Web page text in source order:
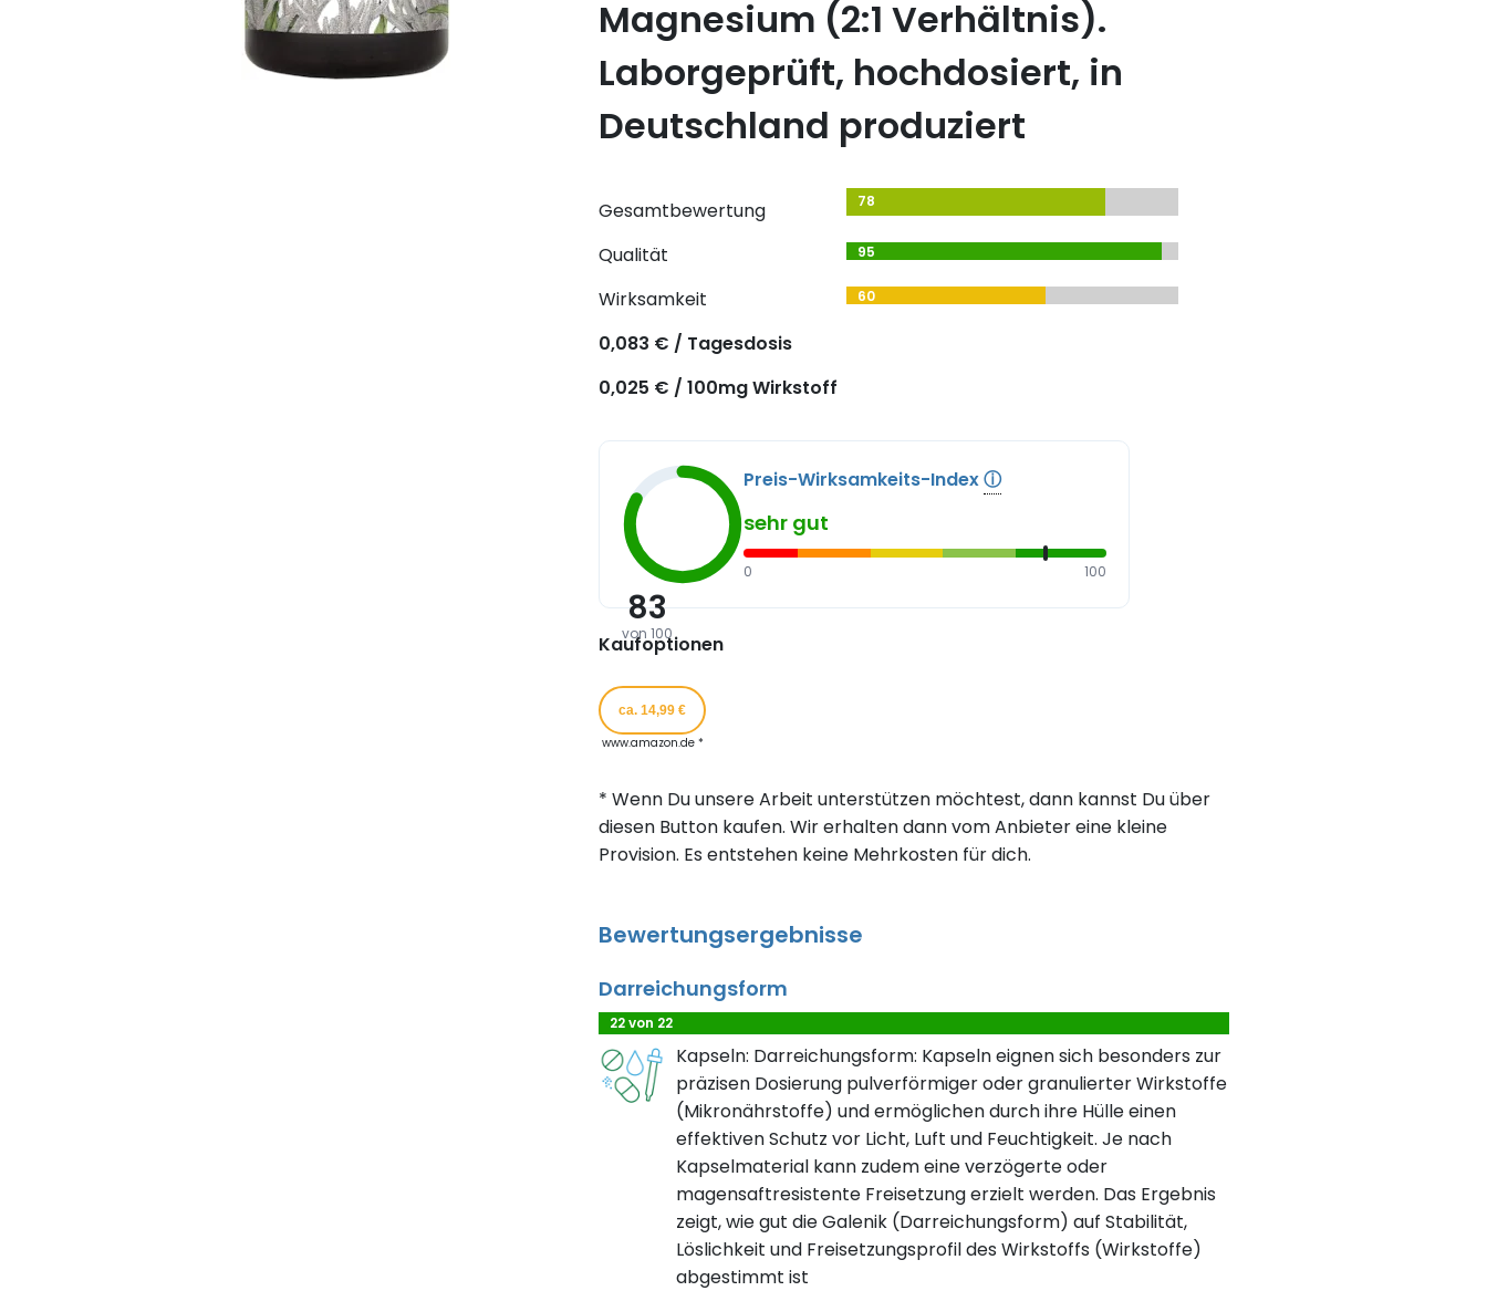
Magnesium (2:1 Verhältnis).
Laborgeprüft, hochdosiert, in
Deutschland produziert
Gesamtbewertung 78
Qualität 95
Wirksamkeit 60
0,083 € / Tagesdosis
0,025 € / 100mg Wirkstoff
83
von 100
Preis-Wirksamkeits-Indexⓘ
sehr gut
0 100
Kaufoptionen
ca. 14,99 €
www.amazon.de *
* Wenn Du unsere Arbeit unterstützen möchtest, dann kannst Du über
diesen Button kaufen. Wir erhalten dann vom Anbieter eine kleine
Provision. Es entstehen keine Mehrkosten für dich.
Bewertungsergebnisse
Darreichungsform
22 von 22
Kapseln: Darreichungsform: Kapseln eignen sich besonders zur
präzisen Dosierung pulverförmiger oder granulierter Wirkstoffe
(Mikronährstoffe) und ermöglichen durch ihre Hülle einen
effektiven Schutz vor Licht, Luft und Feuchtigkeit. Je nach
Kapselmaterial kann zudem eine verzögerte oder
magensaftresistente Freisetzung erzielt werden. Das Ergebnis
zeigt, wie gut die Galenik (Darreichungsform) auf Stabilität,
Löslichkeit und Freisetzungsprofil des Wirkstoffs (Wirkstoffe)
abgestimmt ist